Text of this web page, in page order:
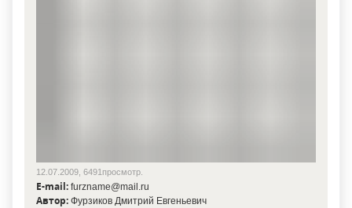
12.07.2009, 6491просмотр.
E-mail: furzname@mail.ru
Автор: Фурзиков Дмитрий Евгеньевич